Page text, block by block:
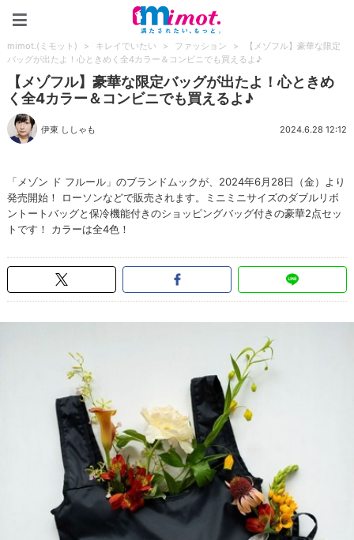
mimot.(ミモット) > キレイでいたい > ファッション >
【メゾフル】豪華な限定
バッグが出たよ！心ときめく全4カラー＆コンビニでも買えるよ♪
【メゾフル】豪華な限定バッグが出たよ！心ときめ
く全4カラー＆コンビニでも買えるよ♪
伊東 ししゃも 2024.6.28 12:12
「メゾン ド フルール」のブランドムックが、2024年6月28日（金）より
発売開始！ ローソンなどで販売されます。ミニミニサイズのダブルリボ
ントートバッグと保冷機能付きのショッピングバッグ付きの豪華2点セッ
トです！ カラーは全4色！